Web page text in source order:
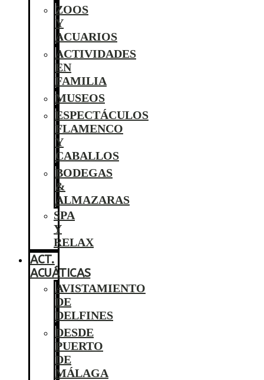
ZOOS
Y
ACUARIOS
ACTIVIDADES
EN
FAMILIA
MUSEOS
ESPECTÁCULOS
FLAMENCO
Y
CABALLOS
BODEGAS
&
ALMAZARAS
SPA
Y
RELAX
ACT.
ACUÁTICAS
AVISTAMIENTO
DE
DELFINES
DESDE
PUERTO
DE
MÁLAGA